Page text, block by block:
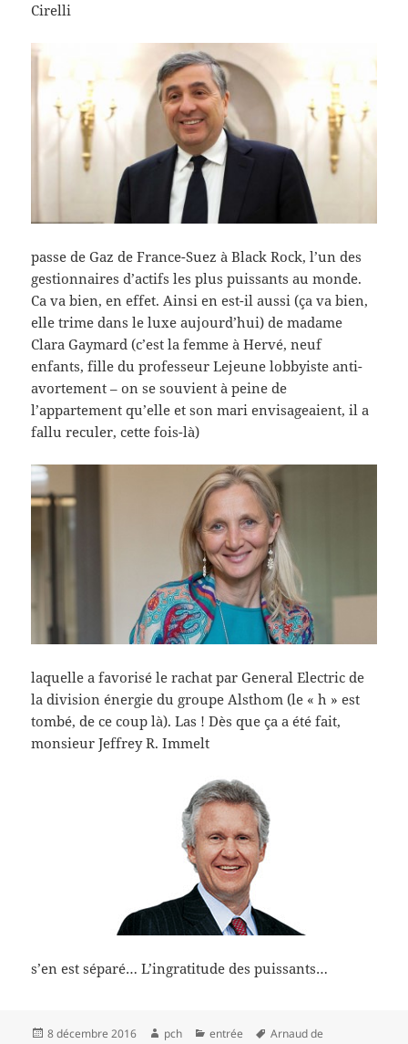
Cirelli
passe de Gaz de France-Suez à Black Rock, l’un des
gestionnaires d’actifs les plus puissants au monde.
Ca va bien, en effet. Ainsi en est-il aussi (ça va bien,
elle trime dans le luxe aujourd’hui) de madame
Clara Gaymard (c’est la femme à Hervé, neuf
enfants, fille du professeur Lejeune lobbyiste anti-
avortement – on se souvient à peine de
l’appartement qu’elle et son mari envisageaient, il a
fallu reculer, cette fois-là)
laquelle a favorisé le rachat par General Electric de
la division énergie du groupe Alsthom (le « h » est
tombé, de ce coup là). Las ! Dès que ça a été fait,
monsieur Jeffrey R. Immelt
s’en est séparé… L’ingratitude des puissants…
Publié
8 décembre 2016 Auteur
pch Catégories
entrée
Mots-
Arnaud de